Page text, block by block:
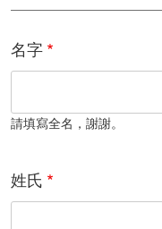
名字
請填寫全名，謝謝。
姓氏